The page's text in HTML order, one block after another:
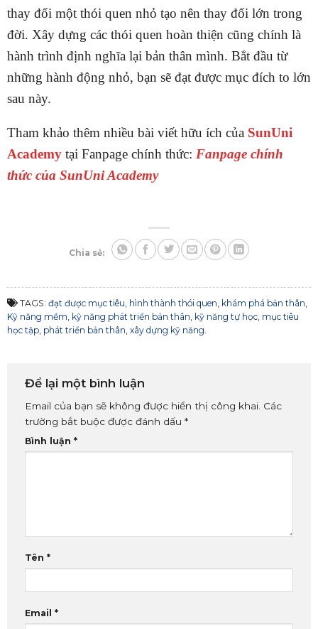
thay đổi một thói quen nhỏ tạo nên thay đổi lớn trong
đời. Xây dựng các thói quen hoàn thiện cũng chính là
hành trình định nghĩa lại bản thân mình. Bắt đầu từ
những hành động nhỏ, bạn sẽ đạt được mục đích to lớn
sau này.
Tham khảo thêm nhiều bài viết hữu ích của SunUni
Academy tại Fanpage chính thức: Fanpage chính
thức của SunUni Academy
Chia sẻ:
TAGS: đạt được mục tiêu, hình thành thói quen, khám phá bản thân,
Kỹ năng mềm, kỹ năng phát triển bản thân, kỹ năng tự học, mục tiêu
học tập, phát triển bản thân, xây dựng kỹ năng.
Để lại một bình luận
Email của bạn sẽ không được hiển thị công khai. Các
trường bắt buộc được đánh dấu *
Bình luận *
Tên *
Email *